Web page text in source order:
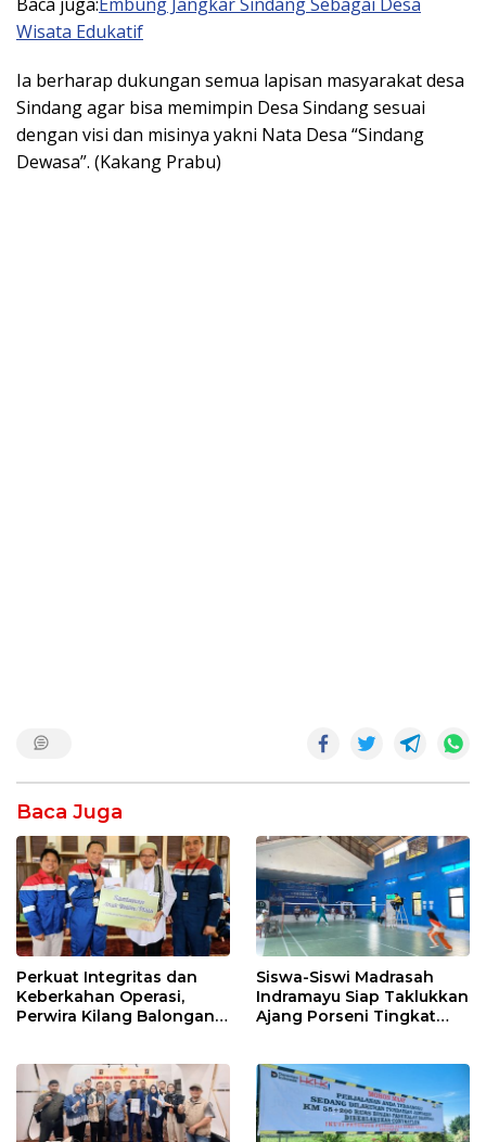
Wisata Edukatif
Ia berharap dukungan semua lapisan masyarakat desa
Sindang agar bisa memimpin Desa Sindang sesuai
dengan visi dan misinya yakni Nata Desa “Sindang
Dewasa”. (Kakang Prabu)
Baca Juga
Perkuat Integritas dan
Keberkahan Operasi,
Perwira Kilang Balongan
Siswa-Siswi Madrasah
Indramayu Siap Taklukkan
Ajang Porseni Tingkat